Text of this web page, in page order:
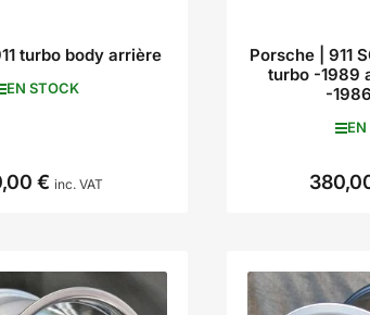
turbo body arrière
EN STOCK
Prix
€ inc. VAT
Porsche | 911
turbo -1989
-